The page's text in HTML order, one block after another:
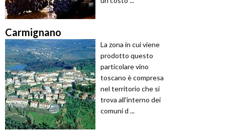
Carmignano
La zona in cui viene
prodotto questo
particolare vino
toscano è compresa
nel territorio che si
trova all'interno dei
comuni d ...